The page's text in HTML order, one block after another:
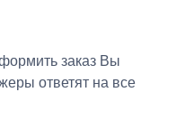
заказ Вы
ответят на все